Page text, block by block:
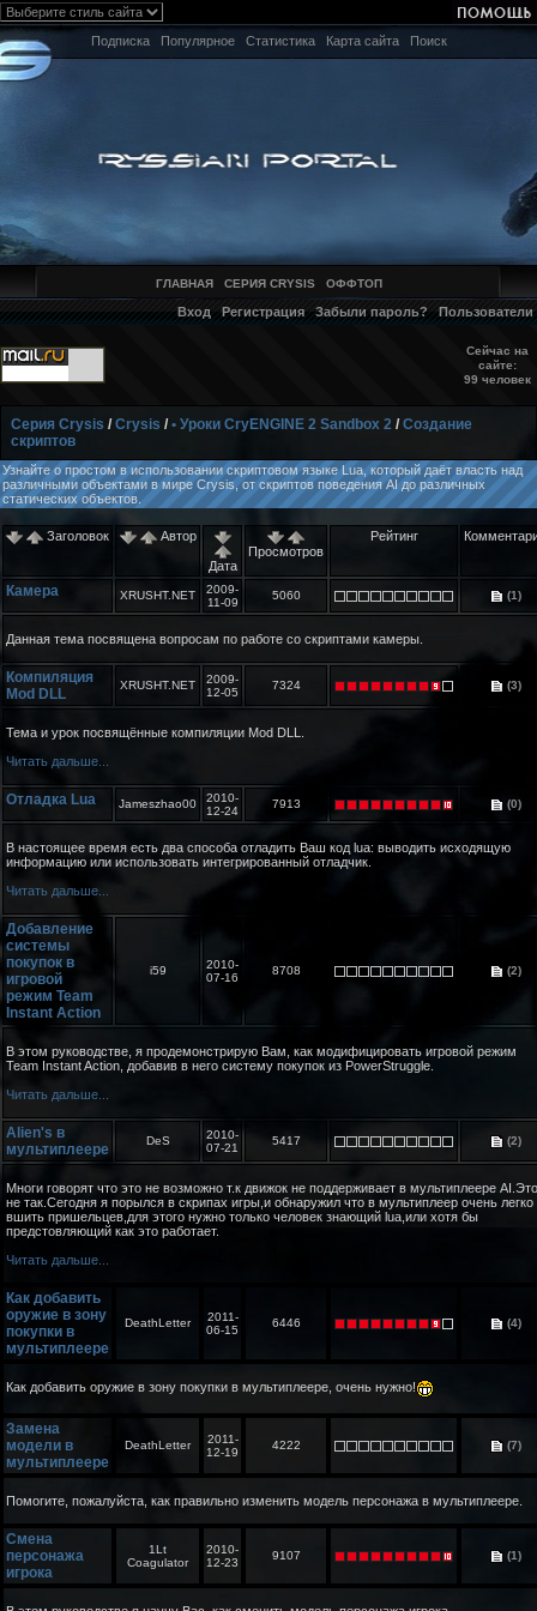
Подписка Популярное Статистика Карта сайта Поиск
ГЛАВНАЯ СЕРИЯ CRYSIS ОФФТОП
Вход Регистрация Забыли пароль? Пользователи
Сейчас на
сайте:
99 человек
Серия Crysis /Crysis /• Уроки CryENGINE 2 Sandbox 2 /Создание
скриптов
Узнайте о простом в использовании скриптовом языке Lua, который даёт власть над
различными объектами в мире Crysis, от скриптов поведения AI до различных
статических объектов.
Заголовок Автор
Дата
Просмотров
Рейтинг
Камера XRUSHT.NET
2009-
11-09
5060 (1)
Данная тема посвящена вопросам по работе со скриптами камеры.
Компиляция
Mod DLL
XRUSHT.NET
2009-
12-05
7324 (3)
Тема и урок посвящённые компиляции Mod DLL.
Читать дальше...
Отладка Lua Jameszhao00
2010-
12-24
7913 (0)
В настоящее время есть два способа отладить Ваш код lua: выводить исходящую
информацию или использовать интегрированный отладчик.
Читать дальше...
Добавление
системы
покупок в
игровой
режим Team
Instant Action
i59
2010-
07-16
8708 (2)
В этом руководстве, я продемонстрирую Вам, как модифицировать игровой режим
Team Instant Action, добавив в него систему покупок из PowerStruggle.
Читать дальше...
Alien's в
мультиплеере
DeS
2010-
07-21
5417 (2)
Многи говорят что это не возможно т.к движок не поддерживает в мультиплеере AI.Это
не так.Сегодня я порылся в скрипах игры,и обнаружил что в мультиплеер очень легко
вшить пришельцев,для этого нужно только человек знающий lua,или хотя бы
предстовляющий как это работает.
Читать дальше...
Как добавить
оружие в зону
покупки в
мультиплеере
DeathLetter
2011-
06-15
6446 (4)
Как добавить оружие в зону покупки в мультиплеере, очень нужно!
Замена
модели в
мультиплеере
DeathLetter
2011-
12-19
4222 (7)
Помогите, пожалуйста, как правильно изменить модель персонажа в мультиплеере.
Смена
персонажа
игрока
1Lt
Coagulator
2010-
12-23
9107 (1)